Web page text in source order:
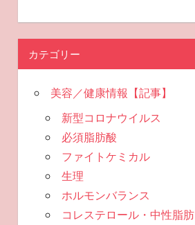
カテゴリー
美容／健康情報【記事】
新型コロナウイルス
必須脂肪酸
ファイトケミカル
生理
ホルモンバランス
コレステロール・中性脂肪